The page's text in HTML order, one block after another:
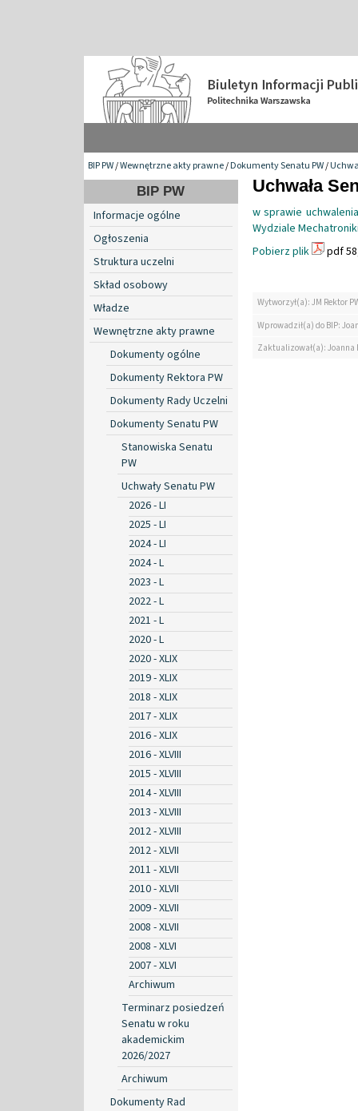
BIP PW/Wewnętrzne akty prawne/Dokumenty Senatu PW/
BIP PW
Informacje ogólne
Ogłoszenia
Struktura uczelni
Skład osobowy
Władze
Wewnętrzne akty prawne
Dokumenty ogólne
Dokumenty Rektora PW
Dokumenty Rady Uczelni
Dokumenty Senatu PW
Stanowiska Senatu
PW
Uchwały Senatu PW
2026 - LI
2025 - LI
2024 - LI
2024 - L
2023 - L
2022 - L
2021 - L
2020 - L
2020 - XLIX
2019 - XLIX
2018 - XLIX
2017 - XLIX
2016 - XLIX
2016 - XLVIII
2015 - XLVIII
2014 - XLVIII
2013 - XLVIII
2012 - XLVIII
2012 - XLVII
2011 - XLVII
2010 - XLVII
2009 - XLVII
2008 - XLVII
2008 - XLVI
2007 - XLVI
Archiwum
Terminarz posiedzeń
Senatu w roku
akademickim
2026/2027
Archiwum
Dokumenty Rad
Uchwała
w sprawie
Wydziale
Pobierz plik
pdf
Wytworzył(a): JM Rektor
Wprowadził(a) do BIP:
Zaktualizował(a):